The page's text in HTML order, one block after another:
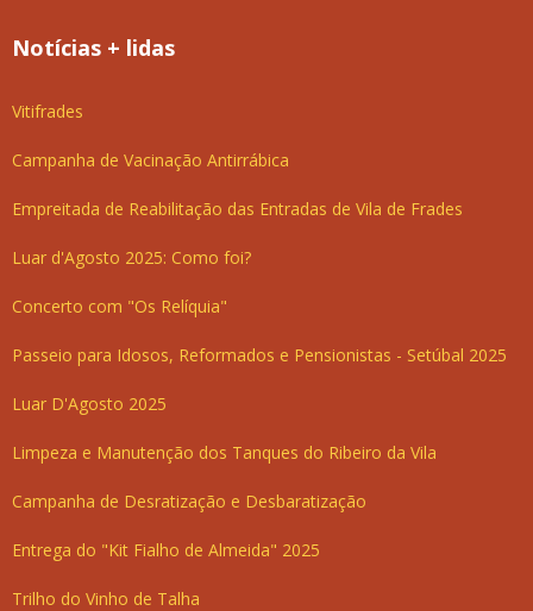
Notícias + lidas
Vitifrades
Campanha de Vacinação Antirrábica
Empreitada de Reabilitação das Entradas de Vila de Frades
Luar d'Agosto 2025: Como foi?
Concerto com "Os Relíquia"
Passeio para Idosos, Reformados e Pensionistas - Setúbal 2025
Luar D'Agosto 2025
Limpeza e Manutenção dos Tanques do Ribeiro da Vila
Campanha de Desratização e Desbaratização
Entrega do "Kit Fialho de Almeida" 2025
Trilho do Vinho de Talha